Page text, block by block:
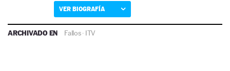
VER BIOGRAFÍA
ARCHIVADO EN Fallos· ITV